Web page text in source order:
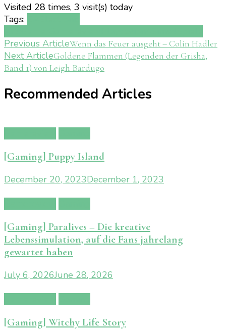
Visited 28 times, 3 visit(s) today
Tags:
Post
Navigation
Previous ArticleWenn das Feuer ausgeht – Colin Hadler
Next ArticleGoldene Flammen (Legenden der Grisha,
Band 1) von Leigh Bardugo
Recommended Articles
[Gaming] Puppy Island
December 20, 2023December 1, 2023
[Gaming] Paralives – Die kreative
Lebenssimulation, auf die Fans jahrelang
gewartet haben
July 6, 2026June 28, 2026
[Gaming] Witchy Life Story